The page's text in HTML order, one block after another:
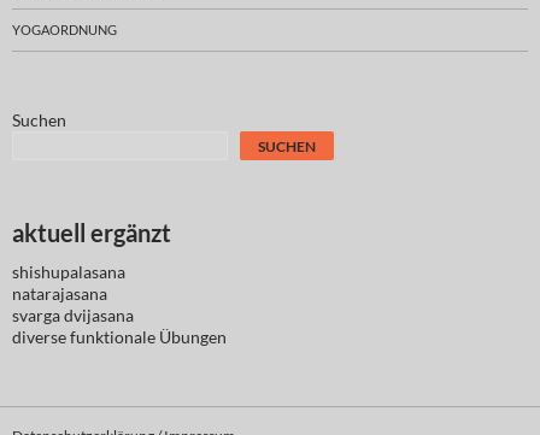
YOGAORDNUNG
Suchen
SUCHEN
aktuell ergänzt
shishupalasana
natarajasana
svarga dvijasana
diversefunktionale Übungen